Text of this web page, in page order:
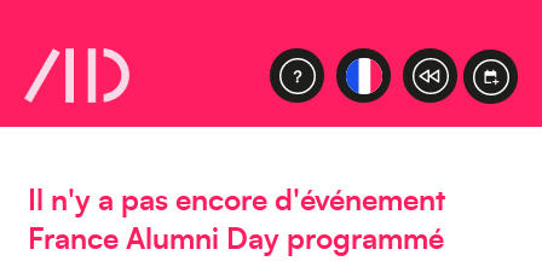
Il n'y a pas encore d'événement
France Alumni Day programmé